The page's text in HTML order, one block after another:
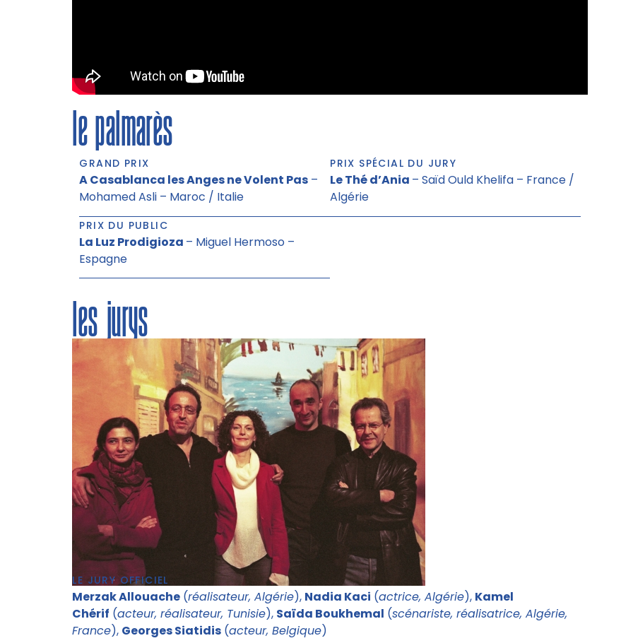
le palmarès
GRAND PRIX
A Casablanca les Anges ne Volent Pas –
Mohamed Asli – Maroc / Italie
PRIX SPÉCIAL DU JURY
Le Thé d’Ania – Saïd Ould Khelifa – France /
Algérie
PRIX DU PUBLIC
La Luz Prodigioza – Miguel Hermoso –
Espagne
les jurys
LE JURY OFFICIEL
Merzak Allouache (réalisateur, Algérie), Nadia Kaci (actrice, Algérie), Kamel
Chérif (acteur, réalisateur, Tunisie), Saïda Boukhemal (scénariste, réalisatrice, Algérie,
France), Georges Siatidis (acteur, Belgique)